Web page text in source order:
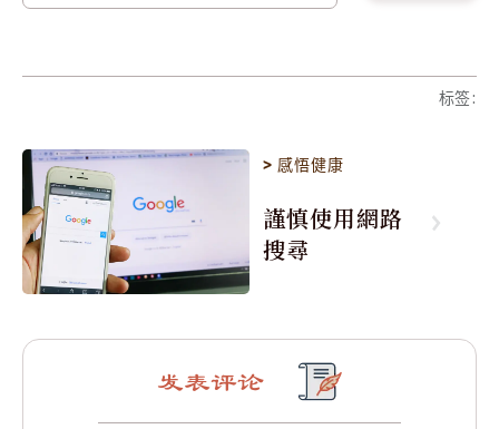
标签:
> 感悟健康
謹慎使用網路
搜尋
发表评论